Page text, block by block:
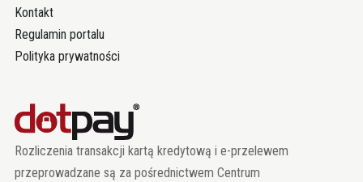
Kontakt
Regulamin portalu
Polityka prywatności
Rozliczenia transakcji kartą kredytową i e-przelewem
przeprowadzane są za pośrednictwem Centrum